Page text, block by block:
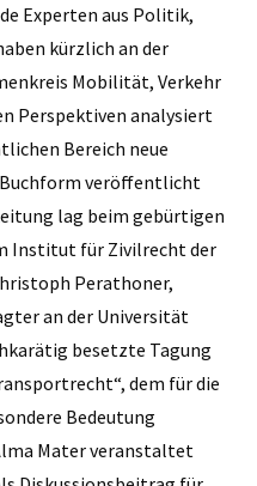
Experten aus Politik,
kürzlich an der
Mobilität, Verkehr
Perspektiven analysiert
Bereich neue
veröffentlicht
lag beim gebürtigen
Institut für Zivilrecht der
Perathoner,
an der Universität
besetzte Tagung
dem für die
Bedeutung
Mater veranstaltet